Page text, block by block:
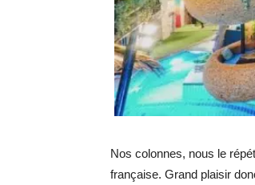
Nos colonnes, nous le
française. Grand plaisir